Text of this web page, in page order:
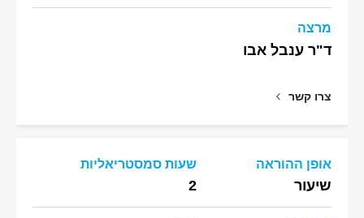
מרצה
ד"ר ענבל אבו
צרו קשר
אופן ההוראה
שיעור
שעות סמסטריאליות
2